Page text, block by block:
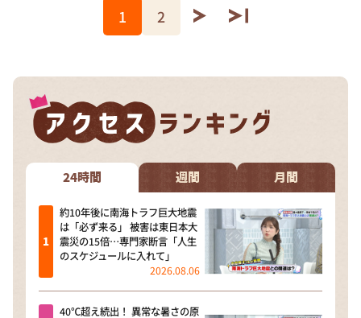
1 2
24時間 週間 月間
約10年後に南海トラフ巨大地震
は「必ず来る」 被害は東日本大
震災の15倍…専門家断言「人生
のスケジュールに入れて」
2026.08.06
40℃超え続出！ 異常な暑さの原